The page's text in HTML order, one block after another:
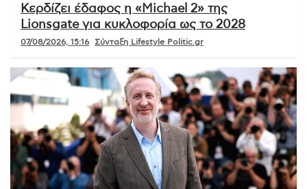
Κερδίζει έδαφος η «Michael 2» της
Lionsgate για κυκλοφορία ως το 2028
07/08/2026, 15:16 Σύνταξη Lifestyle Politic.gr